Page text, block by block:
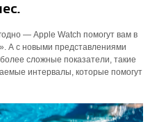
— Apple Watch помогут вам в
А с новыми представлениями
сложные показатели, такие
интервалы, которые помогут